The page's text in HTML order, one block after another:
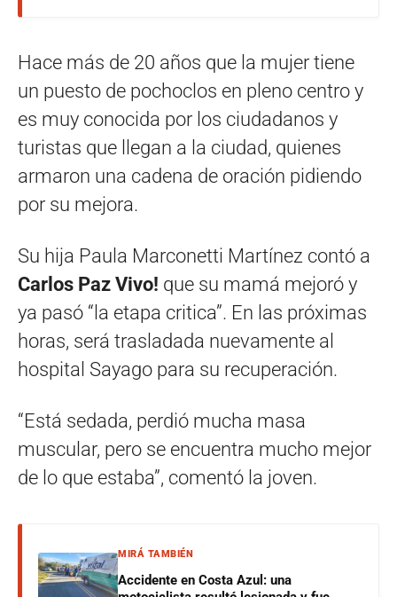
Hace más de 20 años que la mujer tiene
un puesto de pochoclos en pleno centro y
es muy conocida por los ciudadanos y
turistas que llegan a la ciudad, quienes
armaron una cadena de oración pidiendo
por su mejora.
Su hija Paula Marconetti Martínez contó a
Carlos Paz Vivo! que su mamá mejoró y
ya pasó “la etapa critica”. En las próximas
horas, será trasladada nuevamente al
hospital Sayago para su recuperación.
“Está sedada, perdió mucha masa
muscular, pero se encuentra mucho mejor
de lo que estaba”, comentó la joven.
MIRÁ TAMBIÉN
Accidente en Costa Azul: una